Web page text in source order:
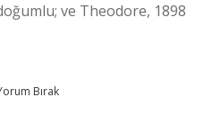
ve Theodore, 1898
Bırak